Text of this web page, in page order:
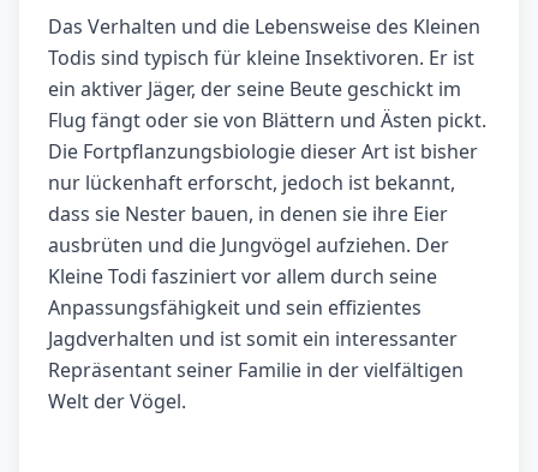
Das Verhalten und die Lebensweise des Kleinen
Todis sind typisch für kleine Insektivoren. Er ist
ein aktiver Jäger, der seine Beute geschickt im
Flug fängt oder sie von Blättern und Ästen pickt.
Die Fortpflanzungsbiologie dieser Art ist bisher
nur lückenhaft erforscht, jedoch ist bekannt,
dass sie Nester bauen, in denen sie ihre Eier
ausbrüten und die Jungvögel aufziehen. Der
Kleine Todi fasziniert vor allem durch seine
Anpassungsfähigkeit und sein effizientes
Jagdverhalten und ist somit ein interessanter
Repräsentant seiner Familie in der vielfältigen
Welt der Vögel.